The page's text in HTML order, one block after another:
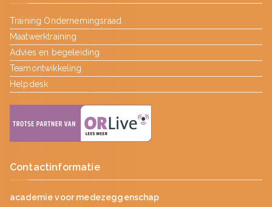
Training Ondernemingsraad
Maatwerktraining
Advies en begeleiding
Teamontwikkeling
Helpdesk
Contactinformatie
academie voor medezeggenschap